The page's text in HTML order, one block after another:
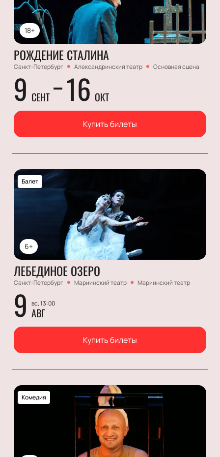
18+
РОЖДЕНИЕ СТАЛИНА
Санкт-Петербург Александринский театр Основная сцена
9 СЕНТ 16 ОКТ
Купить билеты
6+
Балет
ЛЕБЕДИНОЕ ОЗЕРО
Санкт-Петербург Мариинский театр Мариинский театр
9 вс, 13:00
АВГ
Купить билеты
Комедия